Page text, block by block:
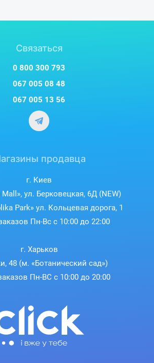
Связаться
0 800 300 793
067 005 08 48
067 005 13 56
продавца
г. Киев
ул. Берковецкая, 6Д (NEW)
Park» ул. Кольцевая дорога, 1
Пн-Вс с 10:00 до 22:00
г. Харьков
48 (м. «Ботанический сад»)
Пн-ВС с 10:00 до 20:00